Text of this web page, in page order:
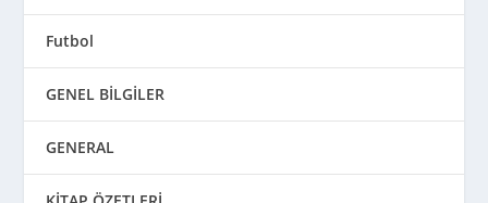
Futbol
GENEL BİLGİLER
GENERAL